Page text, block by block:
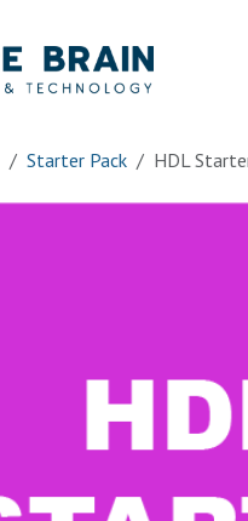
Starter Pack HDL